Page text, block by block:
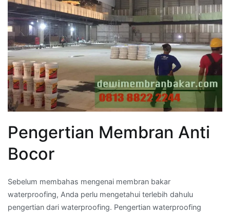
Pengertian Membran Anti
Bocor
Sebelum membahas mengenai membran bakar
waterproofing, Anda perlu mengetahui terlebih dahulu
pengertian dari waterproofing. Pengertian waterproofing